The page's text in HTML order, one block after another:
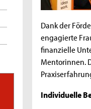
Dank der
engagierte
finanzielle
Mentorinnen.
Individuelle